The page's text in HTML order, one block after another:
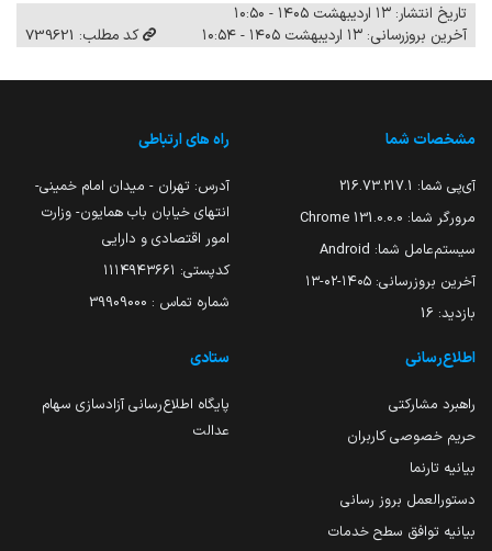
تاریخ انتشار: ۱۳ اردیبهشت ۱۴۰۵ - ۱۰:۵۰
آخرین بروزرسانی: ۱۳ اردیبهشت ۱۴۰۵ - ۱۰:۵۴
کد مطلب: 739621
مشخصات شما
آی‌پی شما: 216.73.217.1
مرورگر شما: 131.0.0.0 Chrome
سیستم‌عامل شما: Android
آخرین بروزرسانی: ۱۴۰۵-۰۲-۱۳
بازدید: 16
راه های ارتباطی
آدرس: تهران - میدان امام خمینی-
انتهای خیابان باب همایون- وزارت
امور اقتصادی و دارایی
کدپستی: ۱۱۱۴۹۴۳۶۶۱
شماره تماس : 39909000
اطلاع‌رسانی
راهبرد مشارکتی
حریم خصوصی کاربران
بیانیه تارنما
دستورالعمل بروز رسانی
بیانیه توافق سطح خدمات
ستادی
پایگاه اطلاع‌رسانی آزادسازی سهام
عدالت